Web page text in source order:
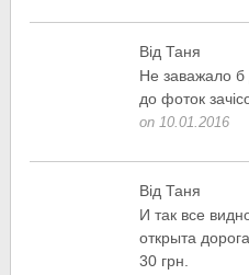
Від Таня
Не заважало б
до фоток
on 10.01.2016
Від Таня
И так все
открыта
30 грн.